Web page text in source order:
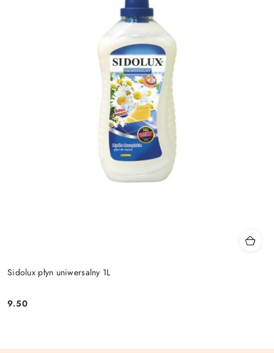
Sidolux płyn uniwersalny 1L
Cena:
9.50